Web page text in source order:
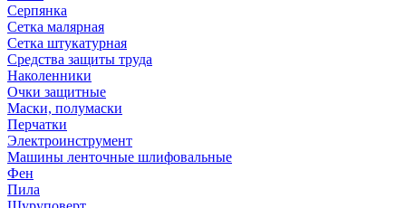
Серпянка
Сетка малярная
Сетка штукатурная
Средства защиты труда
Наколенники
Очки защитные
Маски, полумаски
Перчатки
Электроинструмент
Машины ленточные шлифовальные
Фен
Пила